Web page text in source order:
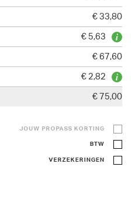
€ 33,80
€ 5,63
€ 67,60
€ 2,82
€ 75,00
JOUW PROPASS KORTING
BTW
VERZEKERINGEN